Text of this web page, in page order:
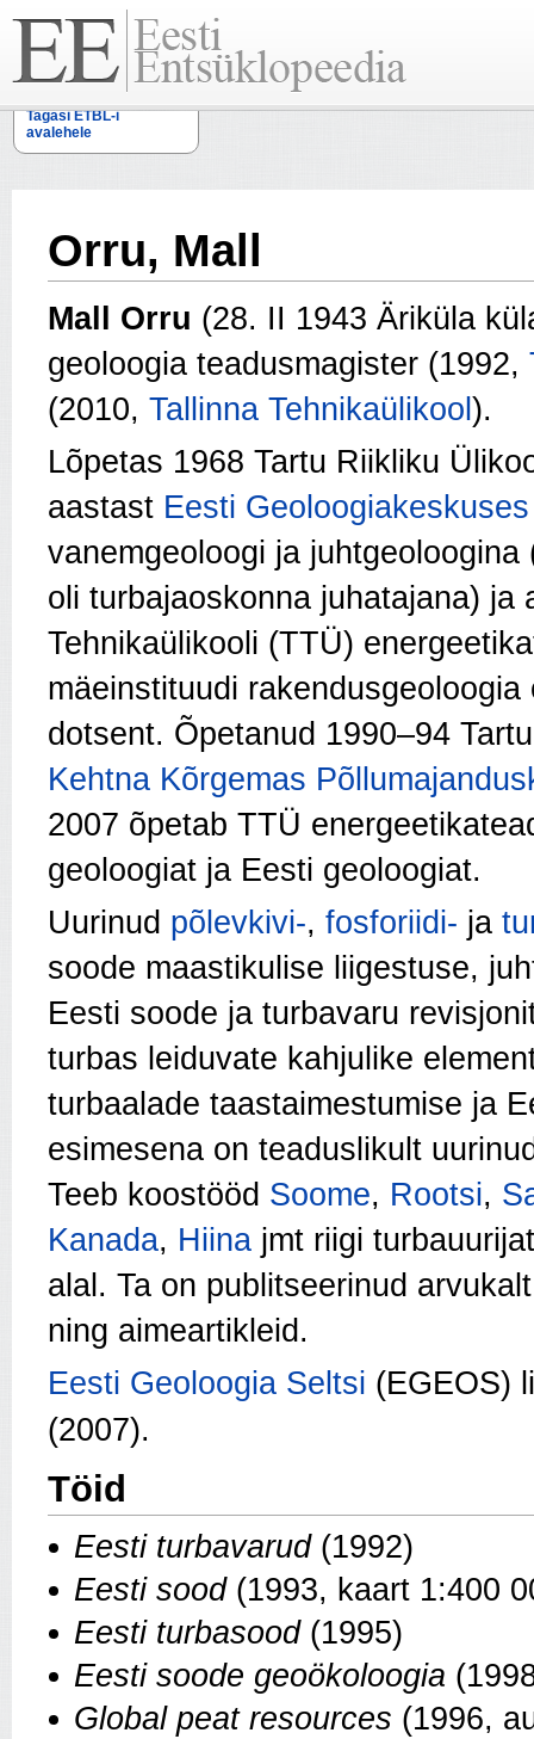
Tagasi ETBL-i
avalehele
Orru, Mall
Mall Orru (28. II 1943 Äriküla
geoloogia teadusmagister (1992,
(2010, Tallinna Tehnikaülikool ).
Lõpetas 1968 Tartu Riikliku
aastast Eesti Geoloogiakeskuses
vanemgeoloogi ja juhtgeoloogina
oli turbajaoskonna juhatajana) ja
Tehnikaülikooli (TTÜ)
mäeinstituudi
dotsent. Õpetanud 1990–94
Kehtna Kõrgemas
2007 õpetab TTÜ
geoloogiat ja Eesti geoloogiat.
Uurinud põlevkivi-, fosforiidi- ja
soode maastikulise liigestuse,
Eesti soode ja turbavaru
turbas leiduvate kahjulike
turbaalade taastaimestumise ja
esimesena on teaduslikult
Teeb koostööd Soome, Rootsi,
Kanada, Hiina jmt riigi
alal. Ta on publitseerinud
ning aimeartikleid.
Eesti Geoloogia Seltsi (EGEOS)
(2007).
Töid
Eesti turbavarud(1992)
Eesti sood (1993, kaart 1:400
Eesti turbasood(1995)
Eesti soode geoökoloogia
Global peat resources (1996,